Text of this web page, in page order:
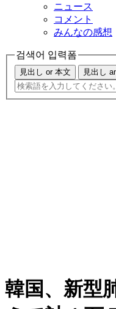
ニュース
コメント
みんなの感想
검색어 입력폼
見出し or 本文 見出し
韓国、新型